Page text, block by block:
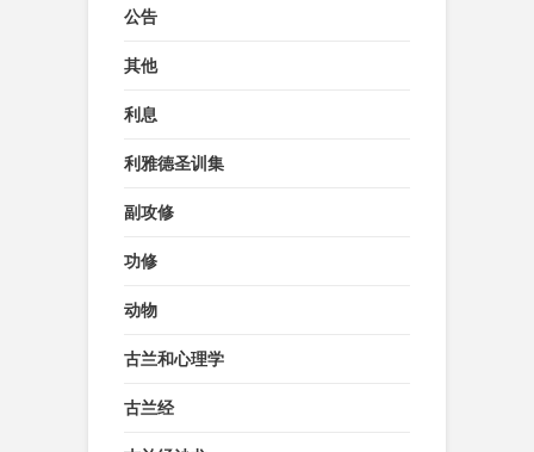
公告
其他
利息
利雅德圣训集
副攻修
功修
动物
古兰和心理学
古兰经